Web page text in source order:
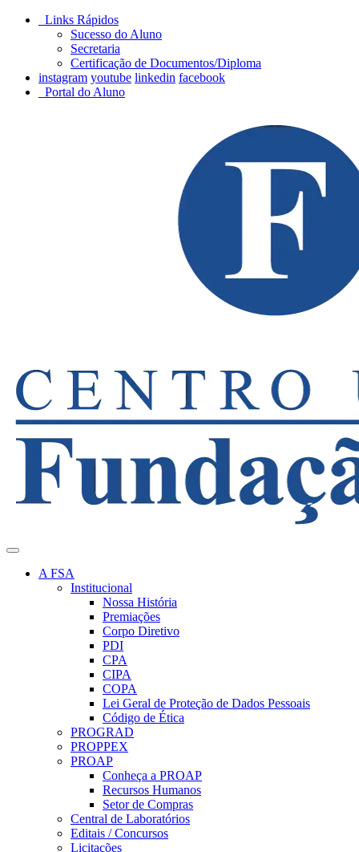
Links Rápidos
Sucesso do Aluno
Secretaria
Certificação de Documentos/Diploma
instagram youtube linkedin facebook
Portal do Aluno
A FSA
Institucional
Nossa História
Premiações
Corpo Diretivo
PDI
CPA
CIPA
COPA
Lei Geral de Proteção de Dados Pessoais
Código de Ética
PROGRAD
PROPPEX
PROAP
Conheça a PROAP
Recursos Humanos
Setor de Compras
Central de Laboratórios
Editais / Concursos
Licitações